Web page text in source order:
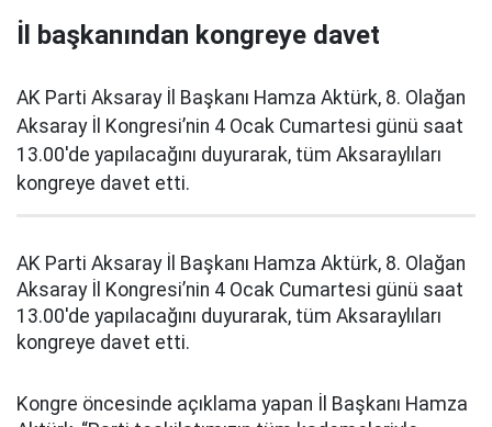
İl başkanından kongreye davet
AK Parti Aksaray İl Başkanı Hamza Aktürk, 8. Olağan
Aksaray İl Kongresi’nin 4 Ocak Cumartesi günü saat
13.00'de yapılacağını duyurarak, tüm Aksaraylıları
kongreye davet etti.
AK Parti Aksaray İl Başkanı Hamza Aktürk, 8. Olağan
Aksaray İl Kongresi’nin 4 Ocak Cumartesi günü saat
13.00'de yapılacağını duyurarak, tüm Aksaraylıları
kongreye davet etti.
Kongre öncesinde açıklama yapan İl Başkanı Hamza